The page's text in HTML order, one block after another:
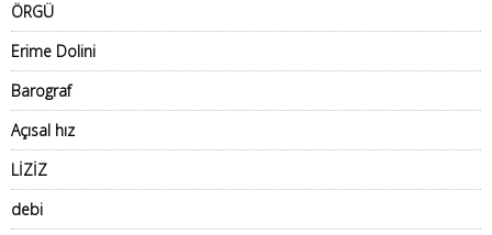
ÖRGÜ
Erime Dolini
Barograf
Açısal hız
LİZİZ
debi